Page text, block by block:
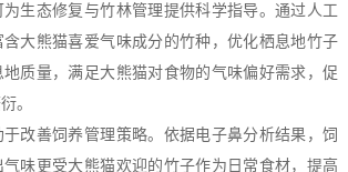
生态修复与竹林管理提供科学指导。通过人工
大熊猫喜爱气味成分的竹种，优化栖息地竹子
质量，满足大熊猫对食物的气味偏好需求，促
。
改善饲养管理策略。依据电子鼻分析结果，饲
味更受大熊猫欢迎的竹子作为日常食材，提高